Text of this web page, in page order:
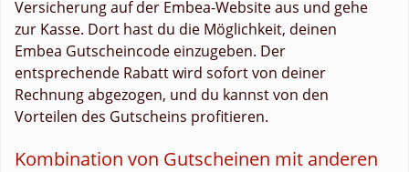
Versicherung auf der Embea-Website aus und gehe
zur Kasse. Dort hast du die Möglichkeit, deinen
Embea Gutscheincode einzugeben. Der
entsprechende Rabatt wird sofort von deiner
Rechnung abgezogen, und du kannst von den
Vorteilen des Gutscheins profitieren.
Kombination von Gutscheinen mit anderen